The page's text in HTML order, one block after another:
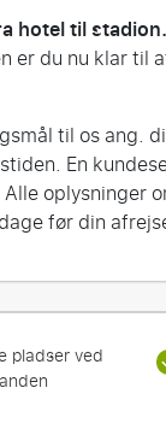
hotel til stadion.
er du nu klar til
til os ang.
En
oplysninger
før din
pladser ved